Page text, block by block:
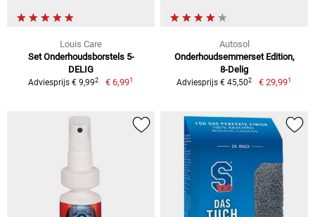
Louis Care
Set Onderhoudsborstels 5-
DELIG
Adviesprijs € 9,992 € 6,991
Autosol
Onderhoudsemmerset Edition,
8-Delig
Adviesprijs € 45,502 € 29,991